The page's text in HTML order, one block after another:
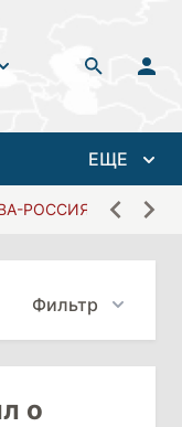
ЕЩЕ
РОССИЯ
Фильтр
о